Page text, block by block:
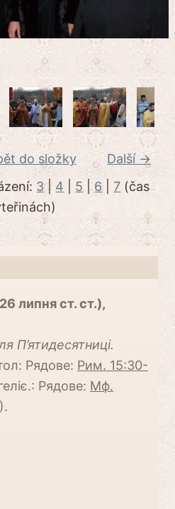
Další →
do složky
3| 4 5 |6 7 (čas
липня ст. ст.),
П’ятидесятниці.
Рядове: Рим. 15:30-
Рядове: Мф.